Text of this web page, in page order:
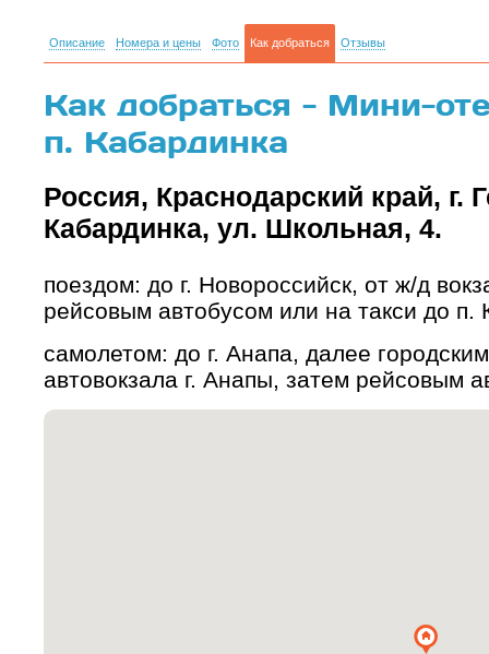
Описание Номера и цены Фото Как добраться Отзывы
Как добраться - Мини-
п. Кабардинка
Россия, Краснодарский край, г.
Кабардинка, ул. Школьная, 4.
поездом: до г. Новороссийск, от ж/д
рейсовым автобусом или на такси до п.
самолетом: до г. Анапа, далее
автовокзала г. Анапы, затем рейсовым